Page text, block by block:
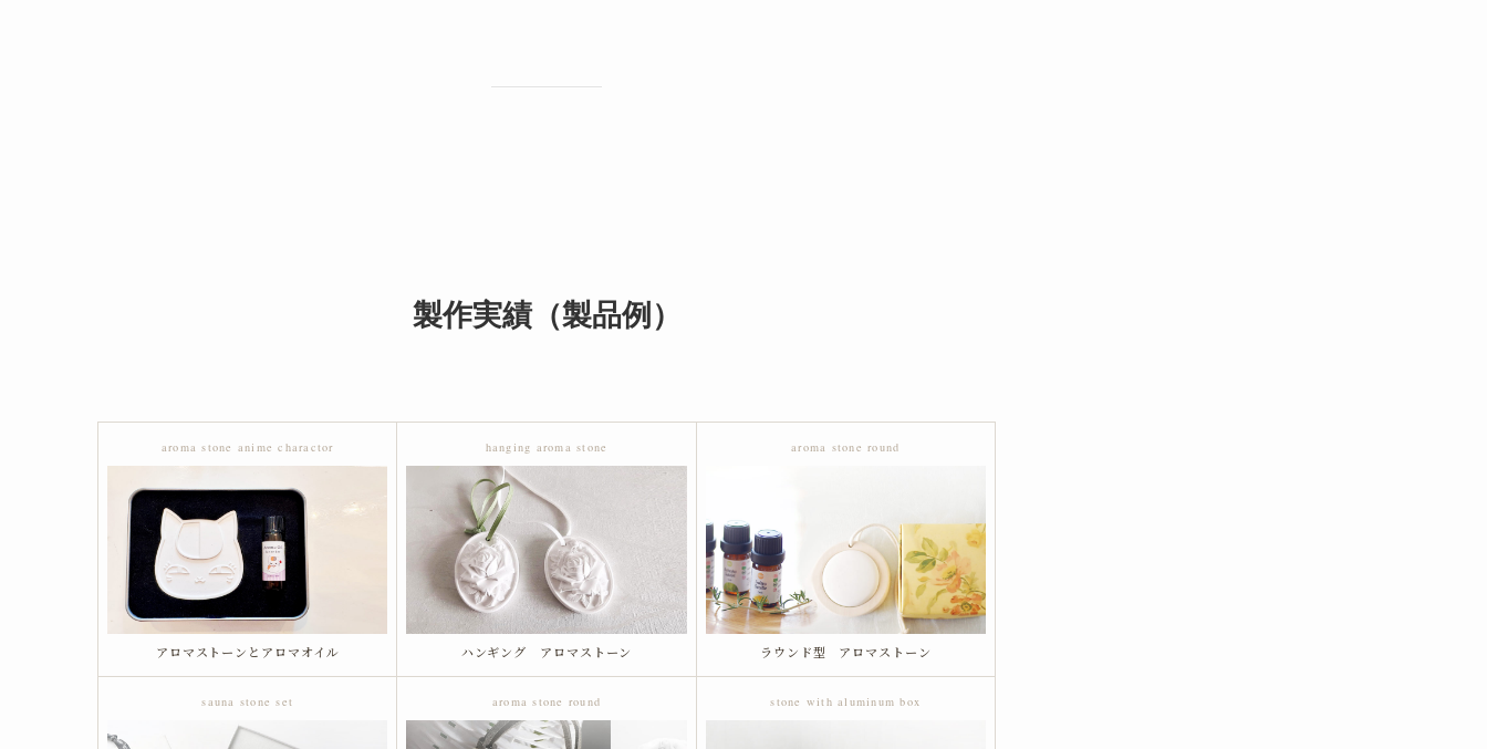
製作実績（製品例）
aroma stone anime charactor
アロマストーンとアロマオイル
hanging aroma stone
ハンギング アロマストーン
aroma stone round
ラウンド型 アロマストーン
sauna stone set aroma stone round stone with aluminum box